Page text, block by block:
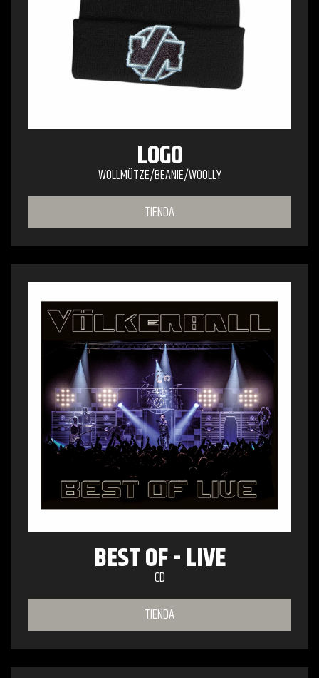
LOGO
WOLLMÜTZE/BEANIE/WOOLLY
TIENDA
BEST OF - LIVE
CD
TIENDA